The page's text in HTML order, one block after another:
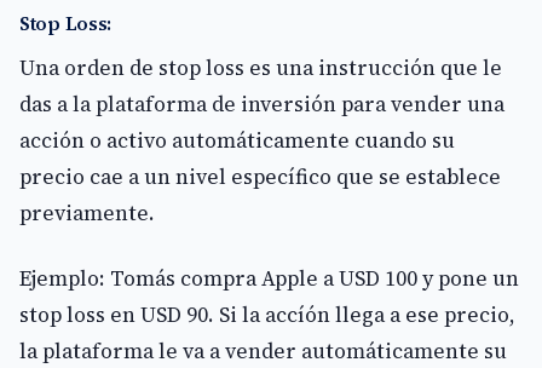
Stop Loss:
Una orden de stop loss es una instrucción que le
das a la plataforma de inversión para vender una
acción o activo automáticamente cuando su
precio cae a un nivel específico que se establece
previamente.
Ejemplo: Tomás compra Apple a USD 100 y pone un
stop loss en USD 90. Si la accíón llega a ese precio,
la plataforma le va a vender automáticamente su